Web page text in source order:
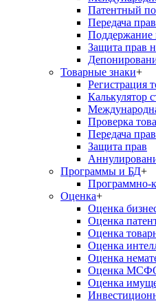
Патентный
Передача
Поддержание
Защита прав
Товарные знаки+
Регистрация
Калькулятор
Проверка
Передача прав
Защита прав
Программы и БД+
Программно-
Оценка+
Оценка
Оценка
Оценка
Оценка
Оценка
Оценка
Оценка